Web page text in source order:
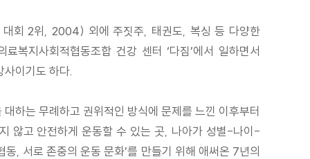
대회 2위, 2004) 외에 주짓주, 태권도, 복싱 등 다양한
복지사회적협동조합 건강 센터 ‘다짐’에서 일하면서
이기도 하다.
하는 무례하고 권위적인 방식에 문제를 느낀 이후부터
않고 안전하게 운동할 수 있는 곳, 나아가 성별-나이-
, 서로 존중의 운동 문화’를 만들기 위해 애써온 7년의